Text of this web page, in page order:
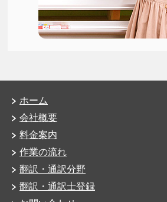
ホーム
会社概要
料金案内
作業の流れ
翻訳・通訳分野
翻訳・通訳士登録